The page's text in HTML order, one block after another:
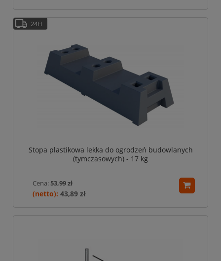
Stopa plastikowa lekka do ogrodzeń budowlanych
(tymczasowych) - 17 kg
Cena:53,99 zł
43,89 zł
24H